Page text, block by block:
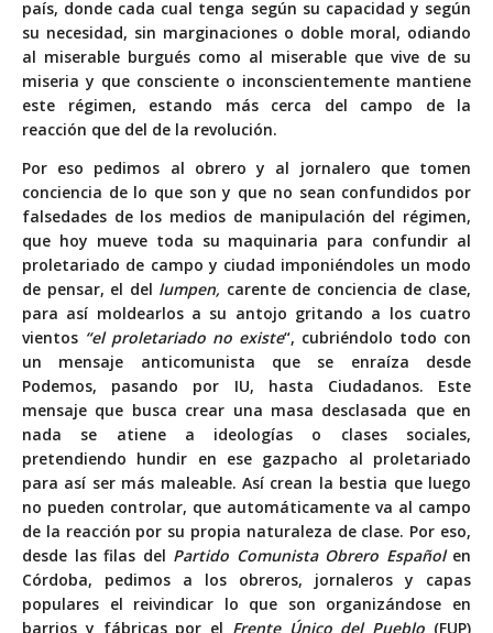
país, donde cada cual tenga según su capacidad y según
su necesidad, sin marginaciones o doble moral, odiando
al miserable burgués como al miserable que vive de su
miseria y que consciente o inconscientemente mantiene
este régimen, estando más cerca del campo de la
reacción que del de la revolución.
Por eso pedimos al obrero y al jornalero que tomen
conciencia de lo que son y que no sean confundidos por
falsedades de los medios de manipulación del régimen,
que hoy mueve toda su maquinaria para confundir al
proletariado de campo y ciudad imponiéndoles un modo
de pensar, el del lumpen, carente de conciencia de clase,
para así moldearlos a su antojo gritando a los cuatro
vientos “el proletariado no existe“, cubriéndolo todo con
un mensaje anticomunista que se enraíza desde
Podemos, pasando por IU, hasta Ciudadanos. Este
mensaje que busca crear una masa desclasada que en
nada se atiene a ideologías o clases sociales,
pretendiendo hundir en ese gazpacho al proletariado
para así ser más maleable. Así crean la bestia que luego
no pueden controlar, que automáticamente va al campo
de la reacción por su propia naturaleza de clase. Por eso,
desde las filas del Partido Comunista Obrero Español en
Córdoba, pedimos a los obreros, jornaleros y capas
populares el reivindicar lo que son organizándose en
barrios y fábricas por el Frente Único del Pueblo (FUP)